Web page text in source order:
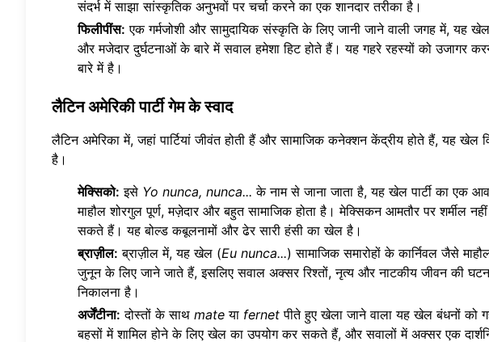
संदर्भ में साझा सांस्कृतिक अनुभवों पर चर्चा करने का एक शानदार तरीका है।
फिलीपींस: एक गर्मजोशी और सामुदायिक संस्कृति के लिए जानी जाने वाली जगह में, यह
और मजेदार दुर्घटनाओं के बारे में सवाल हमेशा हिट होते हैं। यह गहरे रहस्यों को उजागर
बारे में है।
लैटिन अमेरिकी पार्टी गेम के स्वाद
लैटिन अमेरिका में, जहां पार्टियां जीवंत होती हैं और सामाजिक कनेक्शन केंद्रीय होते हैं, यह
है।
मेक्सिको: इसे Yo nunca, nunca... के नाम से जाना जाता है, यह खेल पार्टी का एक
माहौल शोरगुल पूर्ण, मज़ेदार और बहुत सामाजिक होता है। मेक्सिकन आमतौर पर शर्मील
सकते हैं। यह बोल्ड कबूलनामों और ढेर सारी हंसी का खेल है।
ब्राज़ील: ब्राज़ील में, यह खेल (Eu nunca...) सामाजिक समारोहों के कार्निवल जैसे
जुनून के लिए जाने जाते हैं, इसलिए सवाल अक्सर रिश्तों, नृत्य और नाटकीय जीवन की
निकालना है।
अर्जेंटीना: दोस्तों के साथ mate या fernet पीते हुए खेला जाने वाला यह खेल बंधनों को
बहसों में शामिल होने के लिए खेल का उपयोग कर सकते हैं, और सवालों में अक्सर एक